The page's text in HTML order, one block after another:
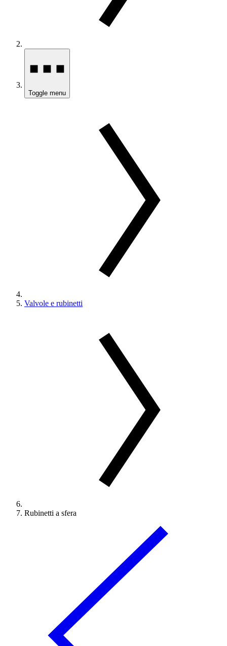
Toggle menu
Valvole e rubinetti
Rubinetti a sfera